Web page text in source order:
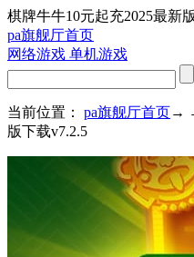
棋牌牛牛10元起充2025最新
pa旗舰厅首页
网络游戏 单机游戏
当前位置： pa旗舰厅首页→
版下载v7.2.5